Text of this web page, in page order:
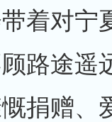
着对宁
路途遥
捐赠、